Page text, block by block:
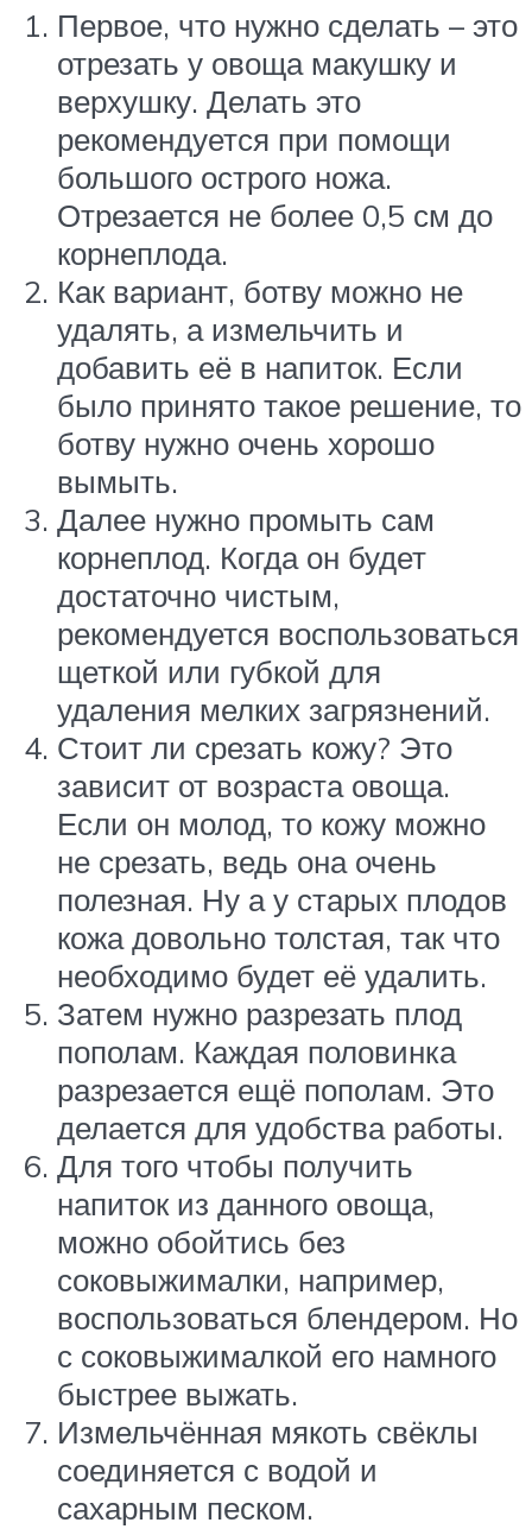
Первое, что нужно сделать – это
отрезать у овоща макушку и
верхушку. Делать это
рекомендуется при помощи
большого острого ножа.
Отрезается не более 0,5 см до
корнеплода.
Как вариант, ботву можно не
удалять, а измельчить и
добавить её в напиток. Если
было принято такое решение, то
ботву нужно очень хорошо
вымыть.
Далее нужно промыть сам
корнеплод. Когда он будет
достаточно чистым,
рекомендуется воспользоваться
щеткой или губкой для
удаления мелких загрязнений.
Стоит ли срезать кожу? Это
зависит от возраста овоща.
Если он молод, то кожу можно
не срезать, ведь она очень
полезная. Ну а у старых плодов
кожа довольно толстая, так что
необходимо будет её удалить.
Затем нужно разрезать плод
пополам. Каждая половинка
разрезается ещё пополам. Это
делается для удобства работы.
Для того чтобы получить
напиток из данного овоща,
можно обойтись без
соковыжималки, например,
воспользоваться блендером. Но
с соковыжималкой его намного
быстрее выжать.
Измельчённая мякоть свёклы
соединяется с водой и
сахарным песком.